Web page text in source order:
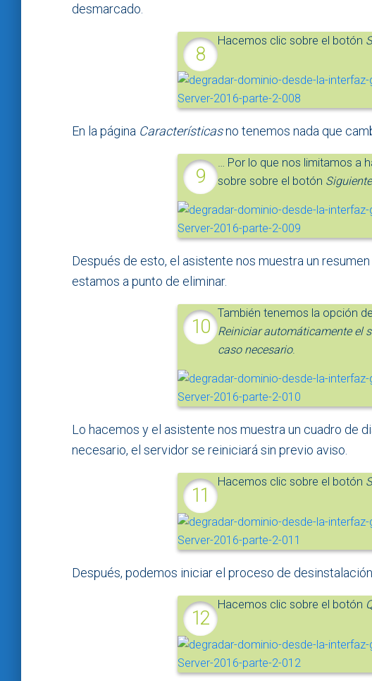
desmarcado.
Hacemos clic sobre el botón
En la página Característicasno tenemos nada que
… Por lo que nos limitamos a
sobre sobre el botón Siguiente
Después de esto, el asistente nos muestra un
estamos a punto de eliminar.
También tenemos la opción
Reiniciar automáticamente el
caso necesario.
Lo hacemos y el asistente nos muestra un cuadro de
necesario, el servidor se reiniciará sin previo aviso.
Hacemos clic sobre el botón
Después, podemos iniciar el proceso de
Hacemos clic sobre el botón